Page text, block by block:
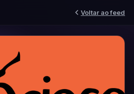
Voltar ao feed